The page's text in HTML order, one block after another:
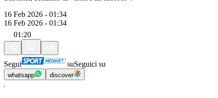
16 Feb 2026 - 01:34
16 Feb 2026 - 01:34
01:20
Segui suSeguici su
whatsapp discover